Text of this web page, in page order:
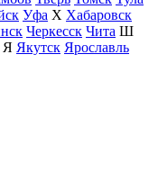
Уфа Х Хабаровск
Черкесск Чита Ш
Я Якутск Ярославль